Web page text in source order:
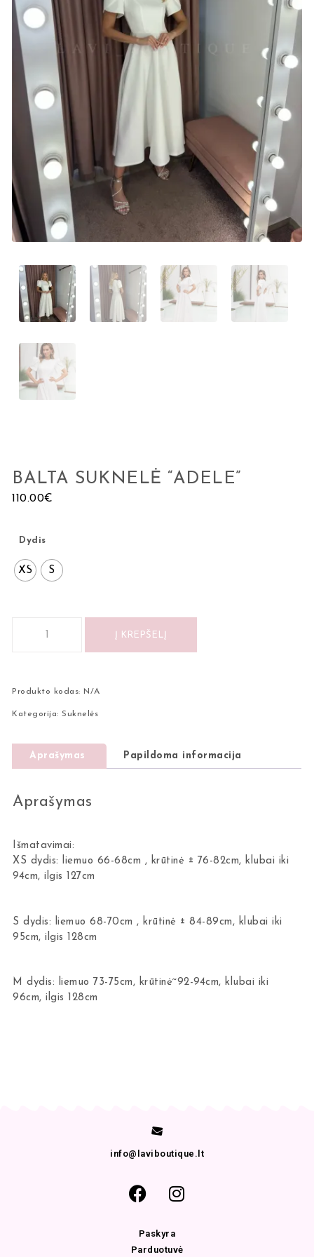
BALTA SUKNELĖ “ADELE”
110.00€
Dydis
XS S
Į KREPŠELĮ
Produkto kodas: N/A
Kategorija:Suknelės
Aprašymas Papildoma informacija
Aprašymas
Išmatavimai:
XS dydis: liemuo 66-68cm , krūtinė ± 76-82cm, klubai iki
94cm, ilgis 127cm
S dydis: liemuo 68-70cm , krūtinė ± 84-89cm, klubai iki
95cm, ilgis 128cm
M dydis: liemuo 73-75cm, krūtinė~92-94cm, klubai iki
96cm, ilgis 128cm
info@laviboutique.lt
Paskyra
Parduotuvė